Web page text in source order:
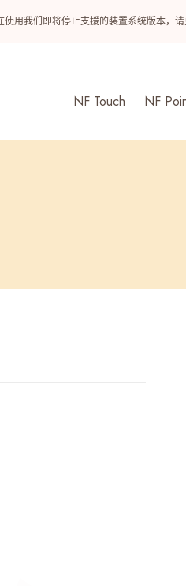
我们即将停止支援的装置系统版本，请
NF Touch
NF